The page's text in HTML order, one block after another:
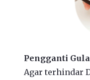
Pengganti Gula
Agar terhindar